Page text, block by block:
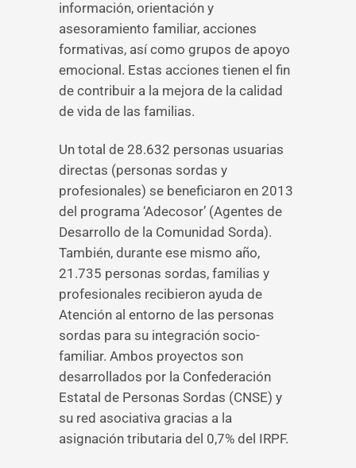
información, orientación y
asesoramiento familiar, acciones
formativas, así como grupos de apoyo
emocional. Estas acciones tienen el fin
de contribuir a la mejora de la calidad
de vida de las familias.
Un total de 28.632 personas usuarias
directas (personas sordas y
profesionales) se beneficiaron en 2013
del programa ‘Adecosor’ (Agentes de
Desarrollo de la Comunidad Sorda).
También, durante ese mismo año,
21.735 personas sordas, familias y
profesionales recibieron ayuda de
Atención al entorno de las personas
sordas para su integración socio-
familiar. Ambos proyectos son
desarrollados por la Confederación
Estatal de Personas Sordas (CNSE) y
su red asociativa gracias a la
asignación tributaria del 0,7% del IRPF.